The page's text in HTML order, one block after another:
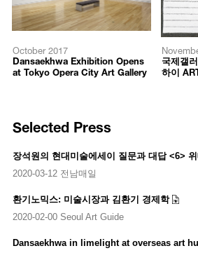
October 2017
Dansaekhwa Exhibition Opens
at Tokyo Opera City Art Gallery
국제갤
하이
Selected Press
장석원의 현대미술에세이 질문과 대답 <6>
2020-03-12 전남매일
환기노믹스: 미술시장과 김환기 경제학
2020-02-00 Seoul Art Guide
Dansaekhwa in limelight at overseas art